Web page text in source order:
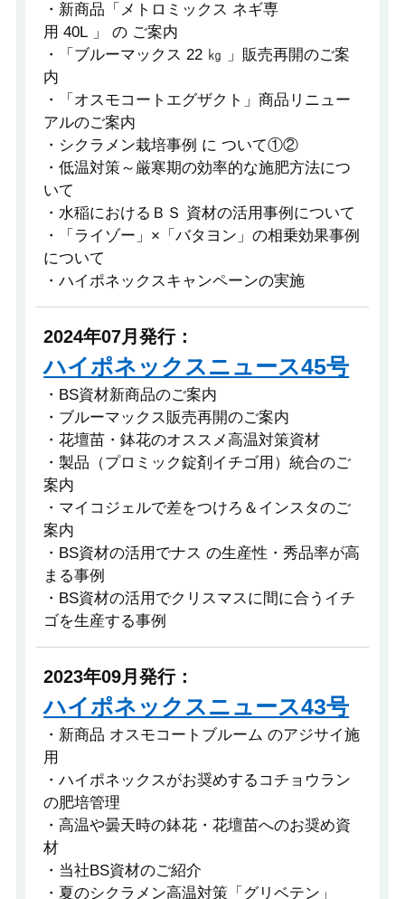
・新商品「メトロミックス ネギ専
用 40L 」 の ご案内
・「ブルーマックス 22 ㎏ 」販売再開のご案
内
・「オスモコートエグザクト」商品リニュー
アルのご案内
・シクラメン栽培事例 に ついて①②
・低温対策～厳寒期の効率的な施肥方法につ
いて
・水稲におけるＢＳ 資材の活用事例について
・「ライゾー」×「バタヨン」の相乗効果事例
について
・ハイポネックスキャンペーンの実施
2024年07月発行：
ハイポネックスニュース45号
・BS資材新商品のご案内
・ブルーマックス販売再開のご案内
・花壇苗・鉢花のオススメ高温対策資材
・製品（プロミック錠剤イチゴ用）統合のご
案内
・マイコジェルで差をつけろ＆インスタのご
案内
・BS資材の活用でナス の生産性・秀品率が高
まる事例
・BS資材の活用でクリスマスに間に合うイチ
ゴを生産する事例
2023年09月発行：
ハイポネックスニュース43号
・新商品 オスモコートブルーム のアジサイ施
用
・ハイポネックスがお奨めするコチョウラン
の肥培管理
・高温や曇天時の鉢花・花壇苗へのお奨め資
材
・当社BS資材のご紹介
・夏のシクラメン高温対策「グリベテン」